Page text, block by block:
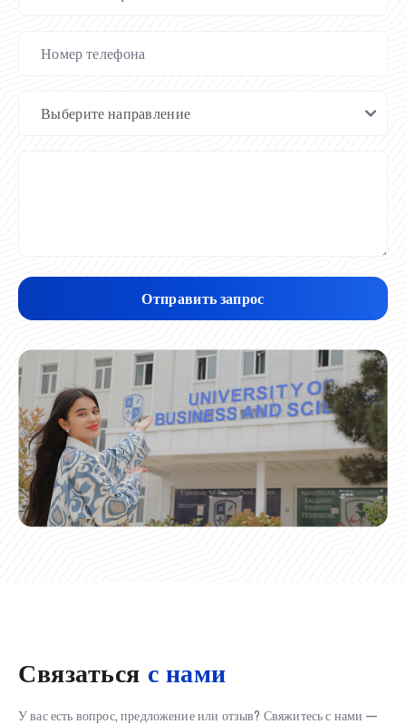
Отправить запрос
Связаться с нами
У вас есть вопрос, предложение или отзыв? Свяжитесь с нами —